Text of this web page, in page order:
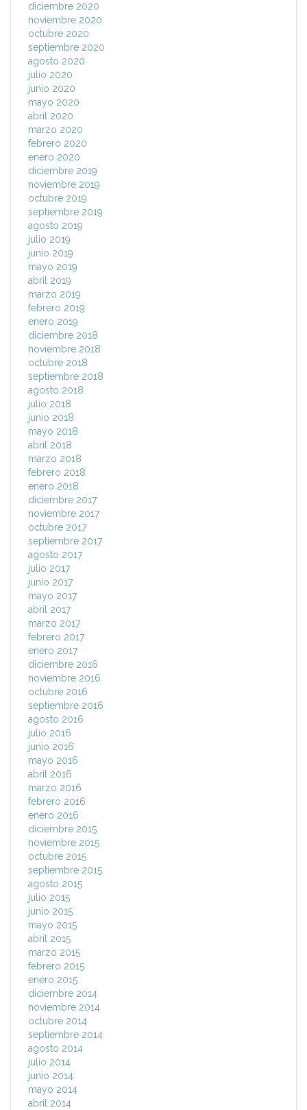
diciembre 2020
noviembre 2020
octubre 2020
septiembre 2020
agosto 2020
julio 2020
junio 2020
mayo 2020
abril 2020
marzo 2020
febrero 2020
enero 2020
diciembre 2019
noviembre 2019
octubre 2019
septiembre 2019
agosto 2019
julio 2019
junio 2019
mayo 2019
abril 2019
marzo 2019
febrero 2019
enero 2019
diciembre 2018
noviembre 2018
octubre 2018
septiembre 2018
agosto 2018
julio 2018
junio 2018
mayo 2018
abril 2018
marzo 2018
febrero 2018
enero 2018
diciembre 2017
noviembre 2017
octubre 2017
septiembre 2017
agosto 2017
julio 2017
junio 2017
mayo 2017
abril 2017
marzo 2017
febrero 2017
enero 2017
diciembre 2016
noviembre 2016
octubre 2016
septiembre 2016
agosto 2016
julio 2016
junio 2016
mayo 2016
abril 2016
marzo 2016
febrero 2016
enero 2016
diciembre 2015
noviembre 2015
octubre 2015
septiembre 2015
agosto 2015
julio 2015
junio 2015
mayo 2015
abril 2015
marzo 2015
febrero 2015
enero 2015
diciembre 2014
noviembre 2014
octubre 2014
septiembre 2014
agosto 2014
julio 2014
junio 2014
mayo 2014
abril 2014